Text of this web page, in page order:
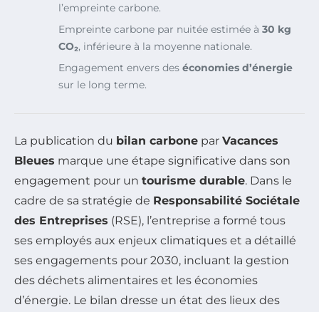
l’empreinte carbone.
Empreinte carbone par nuitée estimée à 30 kg
CO₂, inférieure à la moyenne nationale.
Engagement envers des économies d’énergie
sur le long terme.
La publication du bilan carbone par Vacances
Bleues marque une étape significative dans son
engagement pour un tourisme durable. Dans le
cadre de sa stratégie de Responsabilité Sociétale
des Entreprises (RSE), l’entreprise a formé tous
ses employés aux enjeux climatiques et a détaillé
ses engagements pour 2030, incluant la gestion
des déchets alimentaires et les économies
d’énergie. Le bilan dresse un état des lieux des